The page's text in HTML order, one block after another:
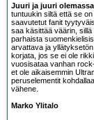
Juuri ja juuri olemassa
tuntuukin siltä että se
saavutetut fanit
saa käsittää väärin,
parhaista
arvattava ja
korjata, jos se ei ole
vuosisataa vanhan
et ole aikaisemmin
peruselementit
vähene.
Marko Ylitalo